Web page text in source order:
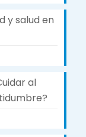
y salud en
al